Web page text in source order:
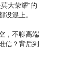
大荣耀”的
没混上。
，不聊高端
信？背后到